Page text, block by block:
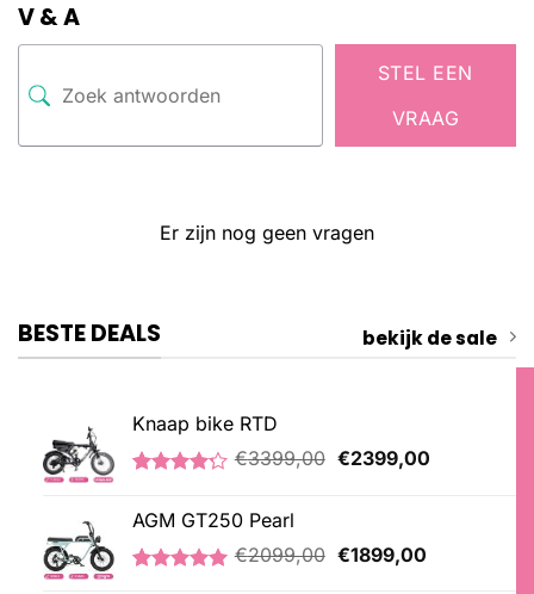
V & A
STEL EEN
VRAAG
Er zijn nog geen vragen
BESTE DEALS bekijk de sale
Knaap bike RTD
gebaseerd
op
klantbeoordelingen
€3399,00 Oorspronkelijke
€2399,00Huidige
AGM GT250 Pearl
€2099,00 Oorspronkelijke
€1899,00Huidige